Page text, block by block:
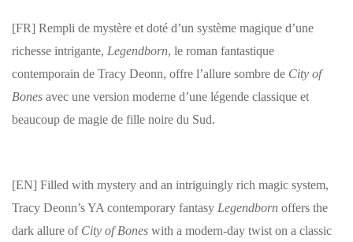
[FR] Rempli de mystère et doté d’un système magique d’une
richesse intrigante, Legendborn, le roman fantastique
contemporain de Tracy Deonn, offre l’allure sombre de City of
Bones avec une version moderne d’une légende classique et
beaucoup de magie de fille noire du Sud.
[EN] Filled with mystery and an intriguingly rich magic system,
Tracy Deonn’s YA contemporary fantasy Legendborn offers the
dark allure of City of Bones with a modern-day twist on a classic